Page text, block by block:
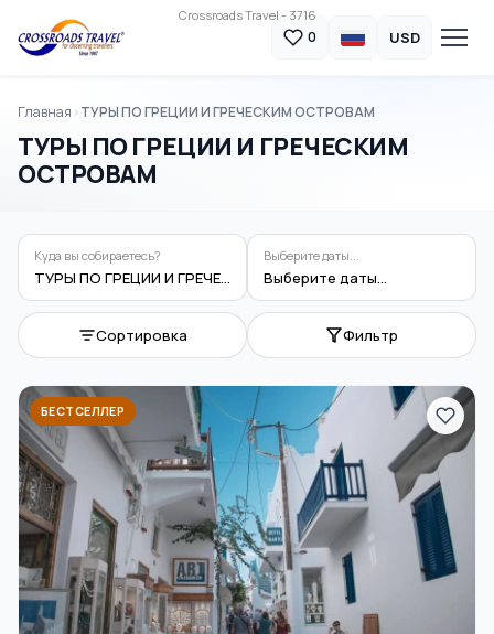
Crossroads Travel - 3716
0 USD
Главная ТУРЫ ПО ГРЕЦИИ И ГРЕЧЕСКИМ ОСТРОВАМ
ТУРЫ ПО ГРЕЦИИ И ГРЕЧЕСКИМ
ОСТРОВАМ
Куда вы собираетесь?
ТУРЫ ПО ГРЕЦИИ И ГРЕЧЕСКИМ ОСТРОВАМ
Выберите даты...
Выберите даты...
Сортировка Фильтр
БЕСТСЕЛЛЕР